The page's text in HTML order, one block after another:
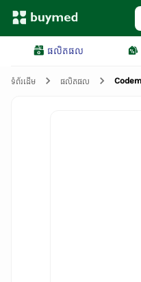
ផលិតផល
ទំព័រដើម ផលិតផល